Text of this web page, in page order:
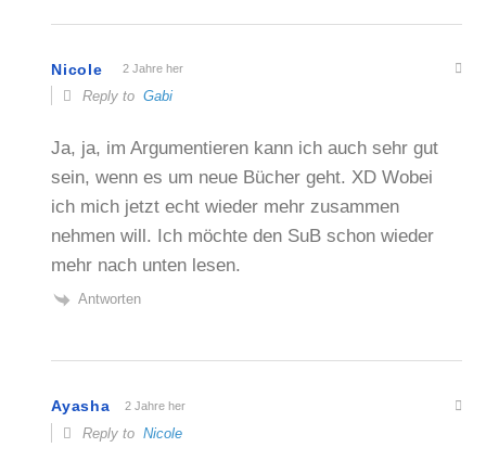
Nicole 2 Jahre her
Reply toGabi
Ja, ja, im Argumentieren kann ich auch sehr gut
sein, wenn es um neue Bücher geht. XD Wobei
ich mich jetzt echt wieder mehr zusammen
nehmen will. Ich möchte den SuB schon wieder
mehr nach unten lesen.
Antworten
Ayasha 2 Jahre her
Reply toNicole